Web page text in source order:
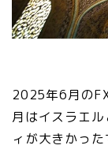
2025年6月の
月はイスラエ
ィが大きかっ